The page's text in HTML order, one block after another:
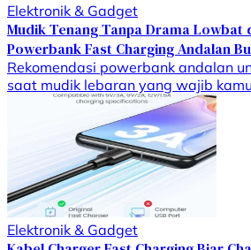
Elektronik & Gadget
Mudik Tenang Tanpa Drama Lowbat
Powerbank Fast Charging Andalan
Rekomendasi powerbank andalan
saat mudik lebaran yang wajib
Elektronik & Gadget